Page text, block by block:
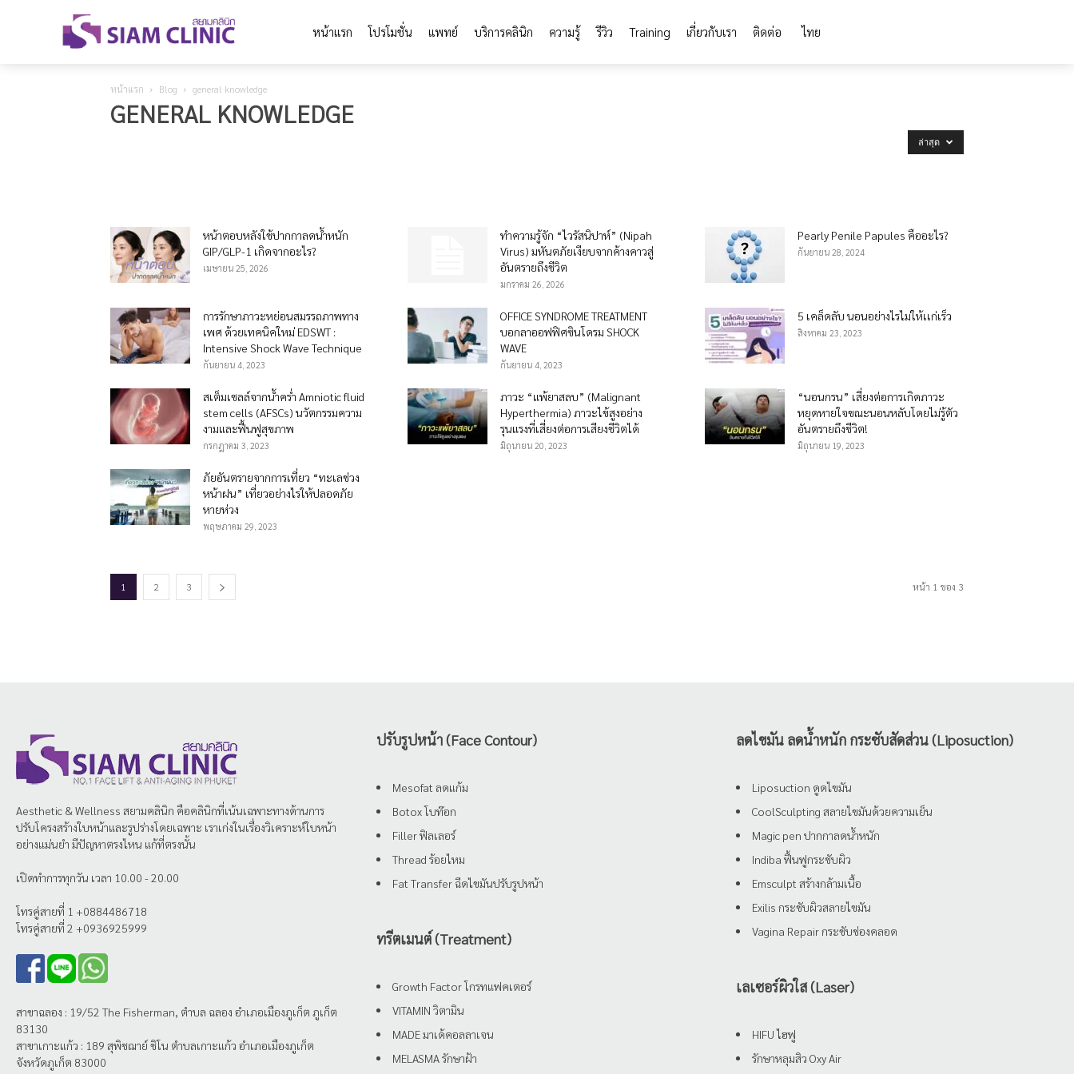
หน้าแรก โปรโมชั่น แพทย์ บริการคลินิก ความรู้ รีวิว Training เกี่ยวกับเรา ติดต่อ ไทย
หน้าแรก Blog general knowledge
GENERAL KNOWLEDGE
ล่าสุด
หน้าตอบหลังใช้ปากกาลดน้ำหนัก
GIP/GLP-1 เกิดจากอะไร?
เมษายน 25, 2026
ทำความรู้จัก “ไวรัสนิปาห์” (Nipah
Virus) มหันตภัยเงียบจากค้างคาวสู่
อันตรายถึงชีวิต
มกราคม 26, 2026
Pearly Penile Papules คืออะไร?
กันยายน 28, 2024
การรักษาภาวะหย่อนสมรรถภาพทาง
เพศ ด้วยเทคนิคใหม่ EDSWT :
Intensive Shock Wave Technique
กันยายน 4, 2023
OFFICE SYNDROME TREATMENT
บอกลาออฟฟิศซินโดรม SHOCK
WAVE
กันยายน 4, 2023
5 เคล็ดลับ นอนอย่างไรไม่ให้เเก่เร็ว
สิงหาคม 23, 2023
สเต็มเซลล์จากนํ้าครํ่า Amniotic fluid
stem cells (AFSCs) นวัตกรรมความ
งามและฟื้นฟูสุขภาพ
กรกฎาคม 3, 2023
ภาวะ “แพ้ยาสลบ” (Malignant
Hyperthermia) ภาวะไข้สูงอย่าง
รุนแรงที่เสี่ยงต่อการเสียงชีวิตได้
มิถุนายน 20, 2023
“นอนกรน” เสี่ยงต่อการเกิดภาวะ
หยุดหายใจขณะนอนหลับโดยไม่รู้ตัว
อันตรายถึงชีวิต!
มิถุนายน 19, 2023
ภัยอันตรายจากการเที่ยว “ทะเลช่วง
หน้าฝน” เที่ยวอย่างไรให้ปลอดภัย
หายห่วง
พฤษภาคม 29, 2023
1 2 3 หน้า 1 ของ 3
Aesthetic & Wellness สยามคลินิก คือคลินิกที่เน้นเฉพาะทางด้านการ
ปรับโครงสร้างใบหน้าและรูปร่างโดยเฉพาะ เราเก่งในเรื่องวิเคราะห์ใบหน้า
อย่างแม่นยำ มีปัญหาตรงไหน แก้ที่ตรงนั้น
เปิดทำการทุกวัน เวลา 10.00 - 20.00
โทรคู่สายที่ 1 +0884486718
โทรคู่สายที่ 2 +0936925999
สาขาฉลอง : 19/52 The Fisherman, ตำบล ฉลอง อำเภอเมืองภูเก็ต ภูเก็ต
83130
สาขาเกาะแก้ว : 189 สุพิชฌาย์ ชิโน ตำบลเกาะแก้ว อำเภอเมืองภูเก็ต
จังหวัดภูเก็ต 83000
ปรับรูปหน้า (Face Contour)
Mesofat ลดแก้ม
Botox โบท๊อก
Filler ฟิลเลอร์
Thread ร้อยไหม
Fat Transfer ฉีดไขมันปรับรูปหน้า
ทรีตเมนต์ (Treatment)
Growth Factor โกรทแฟคเตอร์
VITAMIN วิตามิน
MADE มาเด้คอลลาเจน
MELASMA รักษาฝ้า
ลดไขมัน ลดน้ำหนัก กระชับสัดส่วน (Liposuction)
Liposuction ดูดไขมัน
CoolSculpting สลายไขมันด้วยความเย็น
Magic pen ปากกาลดน้ำหนัก
Indiba ฟื้นฟูกระชับผิว
Emsculpt สร้างกล้ามเนื้อ
Exilis กระชับผิวสลายไขมัน
Vagina Repair กระชับช่องคลอด
เลเซอร์ผิวใส (Laser)
HIFU ไฮฟู
รักษาหลุมสิว Oxy Air